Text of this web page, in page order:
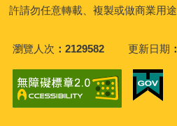
許請勿任意轉載、複製或做商業用途
瀏覽人次 2129582 更新日期